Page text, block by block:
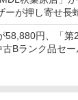
ーが押し寄せ長
58,880円、「第
Bランク品セー